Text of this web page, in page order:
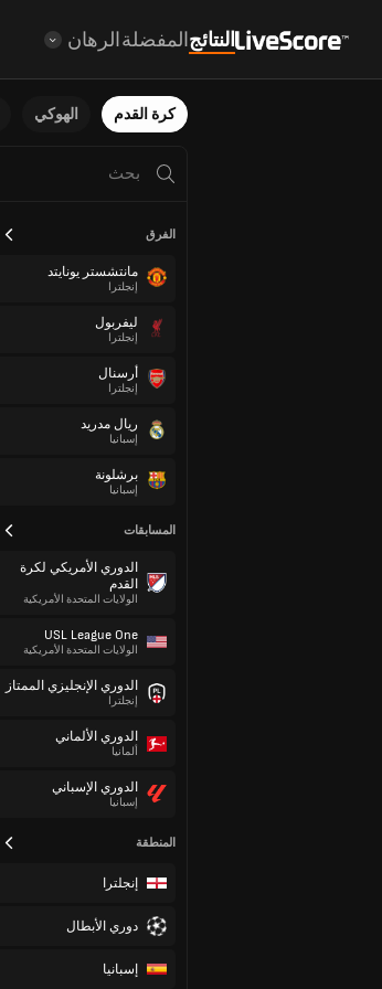
النتائجالمفضلةالرهان
كرة القدم الهوكي
الفرق
مانتشستر يونايتد
إنجلترا
ليفربول
إنجلترا
أرسنال
إنجلترا
ريال مدريد
إسبانيا
برشلونة
إسبانيا
المسابقات
الدوري الأمريكي لكرة
القدم
الولايات المتحدة الأمريكية
USL League One
الولايات المتحدة الأمريكية
الدوري الإنجليزي الممتاز
إنجلترا
الدوري الألماني
ألمانيا
الدوري الإسباني
إسبانيا
المنطقة
إنجلترا
دوري الأبطال
إسبانيا